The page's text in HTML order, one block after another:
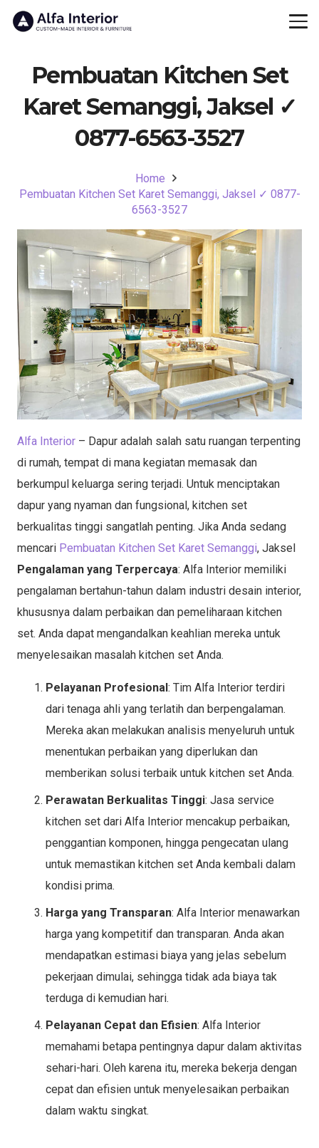
Pembuatan Kitchen Set
Karet Semanggi, Jaksel ✓
0877-6563-3527
Home
Pembuatan Kitchen Set Karet Semanggi, Jaksel ✓ 0877-
6563-3527
Alfa Interior – Dapur adalah salah satu ruangan terpenting
di rumah, tempat di mana kegiatan memasak dan
berkumpul keluarga sering terjadi. Untuk menciptakan
dapur yang nyaman dan fungsional, kitchen set
berkualitas tinggi sangatlah penting. Jika Anda sedang
mencari Pembuatan Kitchen Set Karet Semanggi, Jaksel
Pengalaman yang Terpercaya: Alfa Interior memiliki
pengalaman bertahun-tahun dalam industri desain interior,
khususnya dalam perbaikan dan pemeliharaan kitchen
set. Anda dapat mengandalkan keahlian mereka untuk
menyelesaikan masalah kitchen set Anda.
Pelayanan Profesional: Tim Alfa Interior terdiri
dari tenaga ahli yang terlatih dan berpengalaman.
Mereka akan melakukan analisis menyeluruh untuk
menentukan perbaikan yang diperlukan dan
memberikan solusi terbaik untuk kitchen set Anda.
Perawatan Berkualitas Tinggi: Jasa service
kitchen set dari Alfa Interior mencakup perbaikan,
penggantian komponen, hingga pengecatan ulang
untuk memastikan kitchen set Anda kembali dalam
kondisi prima.
Harga yang Transparan: Alfa Interior menawarkan
harga yang kompetitif dan transparan. Anda akan
mendapatkan estimasi biaya yang jelas sebelum
pekerjaan dimulai, sehingga tidak ada biaya tak
terduga di kemudian hari.
Pelayanan Cepat dan Efisien: Alfa Interior
memahami betapa pentingnya dapur dalam aktivitas
sehari-hari. Oleh karena itu, mereka bekerja dengan
cepat dan efisien untuk menyelesaikan perbaikan
dalam waktu singkat.